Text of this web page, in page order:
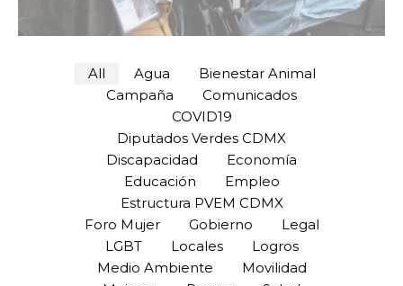
All Agua
Bienestar Animal
Campaña
Comunicados
COVID19
Diputados Verdes CDMX
Discapacidad
Economía
Educación
Empleo
Estructura PVEM CDMX
Foro Mujer
Gobierno
Legal
LGBT
Locales
Logros
Medio Ambiente
Movilidad